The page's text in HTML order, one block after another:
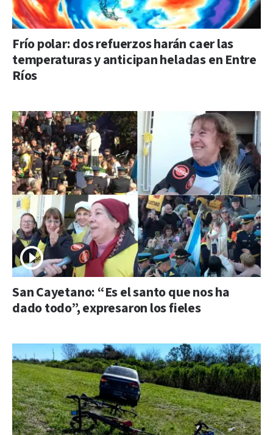
Frío polar: dos refuerzos harán caer las
temperaturas y anticipan heladas en Entre
Ríos
San Cayetano: “Es el santo que nos ha
dado todo”, expresaron los fieles